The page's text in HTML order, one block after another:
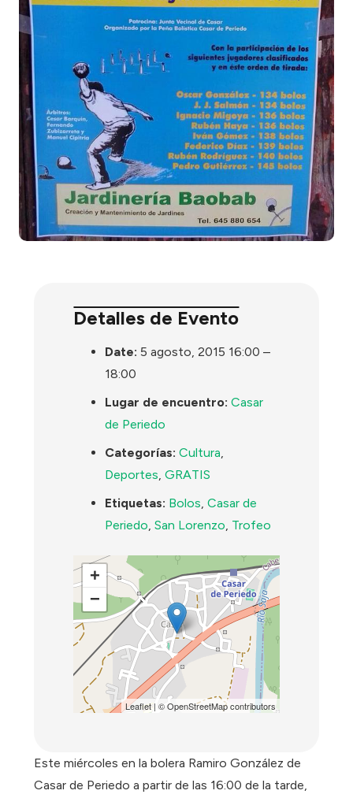
Detalles de Evento
Date: 5 agosto, 2015 16:00 –
18:00
Lugar de encuentro: Casar
de Periedo
Categorías: Cultura
Deportes ,GRATIS
Etiquetas: Bolos ,Casar de
Periedo ,San Lorenzo Trofeo
+
−
Leaflet| ©OpenStreetMapcontributors
Este miércoles en la bolera Ramiro González de
Casar de Periedo a partir de las 16:00 de la tarde,